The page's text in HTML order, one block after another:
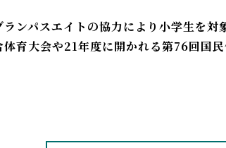
ンパスエイトの協力により小学生を対
育大会や21年度に開かれる第76回国